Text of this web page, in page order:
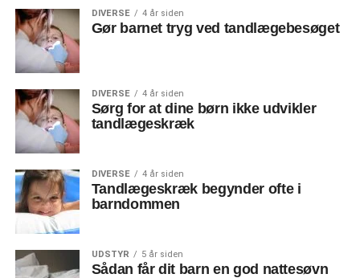
DIVERSE 4 år siden
Gør barnet tryg ved tandlægebesøget
DIVERSE 4 år siden
Sørg for at dine børn ikke udvikler
tandlægeskræk
DIVERSE 4 år siden
Tandlægeskræk begynder ofte i
barndommen
UDSTYR 5 år siden
Sådan får dit barn en god nattesøvn